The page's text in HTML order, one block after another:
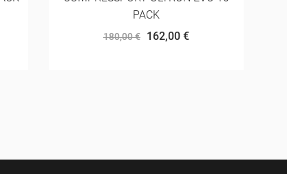
500ML
16,00 €